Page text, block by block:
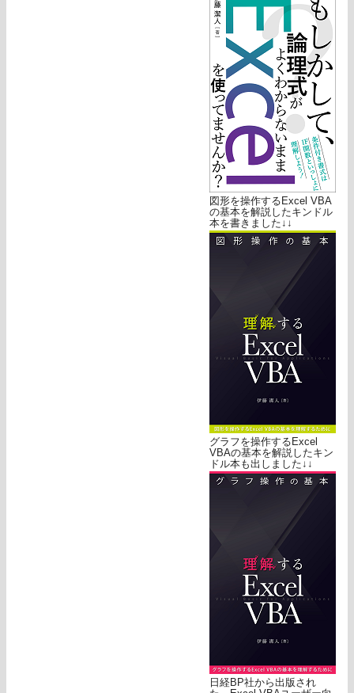
図形を操作するExcel VBA
の基本を解説したキンドル
本を書きました↓↓
グラフを操作するExcel
VBAの基本を解説したキン
ドル本も出しました↓↓
日経BP社から出版され